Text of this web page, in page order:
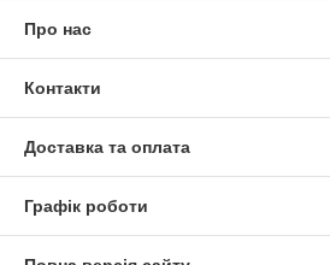
Про нас
Контакти
Доставка та оплата
Графік роботи